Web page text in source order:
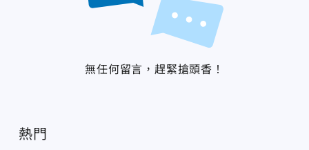
無任何留言，趕緊搶頭香！
熱門